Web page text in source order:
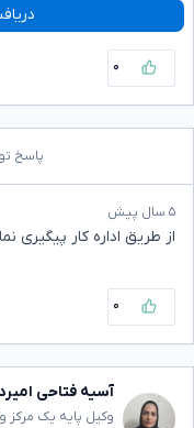
۰
پاسخ
۵ سال پیش
از طریق اداره کار پیگیری
۰
آسیه فتاحی
وکیل پایه یک مرکز